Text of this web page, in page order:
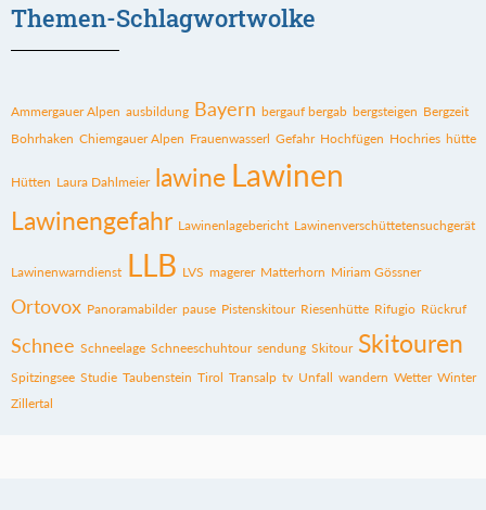
Themen-Schlagwortwolke
Ammergauer Alpen ausbildung Bayern bergauf bergab bergsteigen Bergzeit
Bohrhaken Chiemgauer Alpen Frauenwasserl Gefahr Hochfügen Hochries hütte
Hütten Laura Dahlmeier lawine Lawinen
Lawinengefahr Lawinenlagebericht Lawinenverschüttetensuchgerät
Lawinenwarndienst LLB LVS magerer Matterhorn Miriam Gössner
Ortovox Panoramabilder pause Pistenskitour Riesenhütte Rifugio Rückruf
Schnee Schneelage Schneeschuhtour sendung Skitour Skitouren
Spitzingsee Studie Taubenstein Tirol Transalp tv Unfall wandern Wetter Winter
Zillertal